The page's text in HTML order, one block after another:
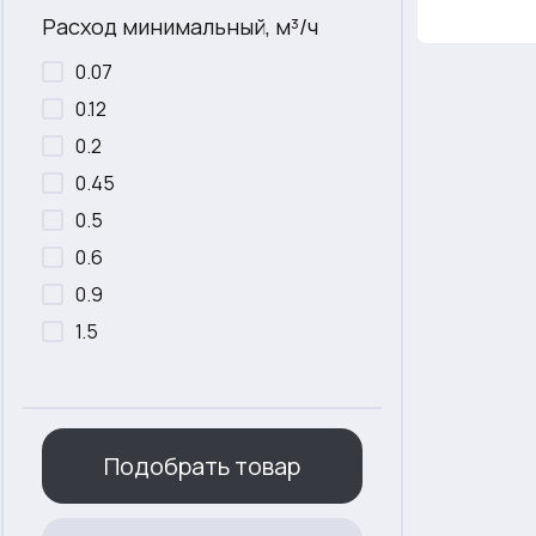
Расход минимальный, м³/ч
0.07
0.12
0.2
0.45
0.5
0.6
0.9
1.5
Подобрать товар